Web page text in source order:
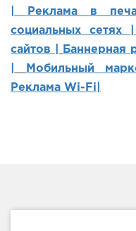
Реклама в
социальных сетях
сайтов
Баннерная
Мобильный
Реклама Wi-Fi|